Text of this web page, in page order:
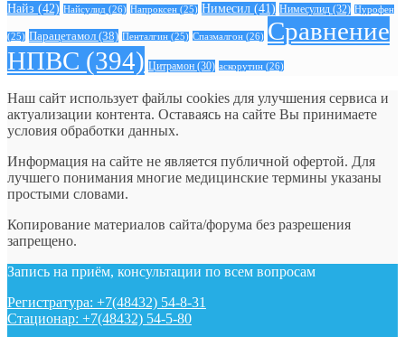
Найз (42) Найсулид (26) Напроксен (25) Нимесил (41) Нимесулид (32) Нурофен
(25) Парацетамол (38) Пенталгин (25) Спазмалгон (26) Сравнение
НПВС (394) Цитрамон (30) аскорутин (26)
Наш сайт использует файлы cookies для улучшения сервиса и
актуализации контента. Оставаясь на сайте Вы принимаете
условия обработки данных.
Информация на сайте не является публичной офертой. Для
лучшего понимания многие медицинские термины указаны
простыми словами.
Копирование материалов сайта/форума без разрешения
запрещено.
Запись на приём, консультации по всем вопросам
Регистратура: +7(48432) 54-8-31
Стационар: +7(48432) 54-5-80